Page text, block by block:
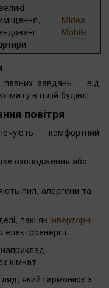
Midea
Mobile
завдань – від
в цілій будівлі.
повітря
комфортний
охолодження або
пил, алергени та
такі як інверторні
кімнат.
який гармоніює з